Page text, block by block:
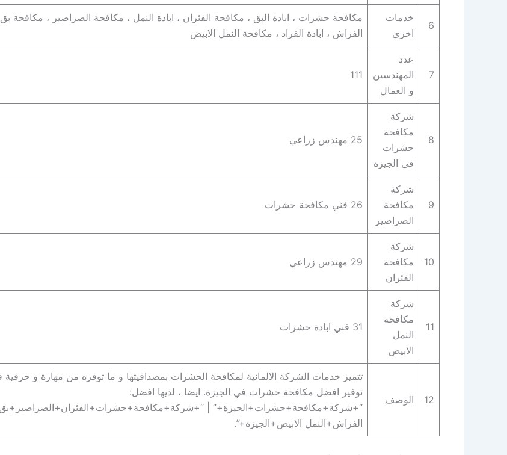
6
خدمات
اخري
مكافحة حشرات ، ابادة البق ، مكافحة الفئران ، ابادة النمل ، مكافحة الصراصير ، مكافحة بق
الفراش ، ابادة القراد ، مكافحة النمل الابيض
7
عدد
المهندسين
و العمال
111
8
شركة
مكافحة
حشرات
في الجيزة
25 مهندس زراعي
9
شركة
مكافحة
الصراصير
26 فني مكافحة حشرات
10
شركة
مكافحة
الفئران
29 مهندس زراعي
11
شركة
مكافحة
النمل
الابيض
31 فني ابادة حشرات
12 الوصف
تتميز خدمات الشركة الالمانية لمكافحة الحشرات بمصداقيتها و ما توفره من مهارة و حرفية
توفير افضل مكافحة حشرات في الجيزة. ايضا ، لديها افضل:
“+شركة+مكافحة+حشرات+الجيزة+” | “+شركة+مكافحة+حشرات+الفئران+الصراصير+بق
الفراش+النمل الابيض+الجيزة+”.